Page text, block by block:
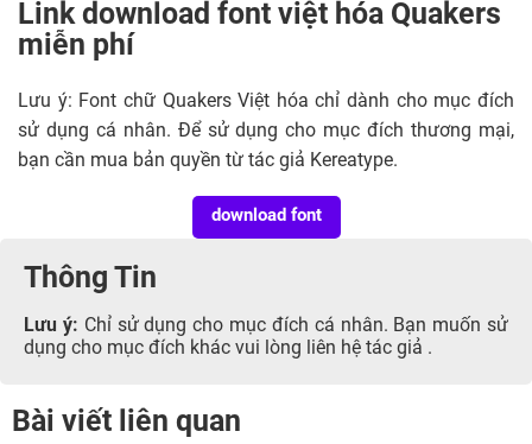
Link download font việt hóa Quakers
miễn phí
Lưu ý: Font chữ Quakers Việt hóa chỉ dành cho mục đích
sử dụng cá nhân. Để sử dụng cho mục đích thương mại,
bạn cần mua bản quyền từ tác giả Kereatype.
download font
Thông Tin
Lưu ý: Chỉ sử dụng cho mục đích cá nhân. Bạn muốn sử
dụng cho mục đích khác vui lòng liên hệ tác giả .
Bài viết liên quan